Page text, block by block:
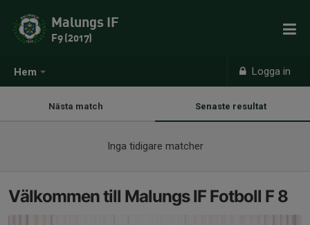
Hem Logga in
Malungs IF
F9 (2017)
Nästa match Senaste resultat
Inga tidigare matcher
Välkommen till Malungs IF Fotboll F 8